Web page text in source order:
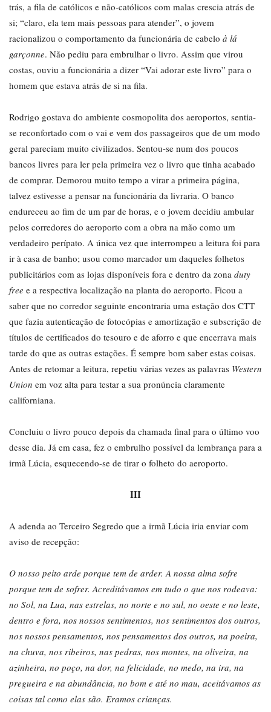
trás, a fila de católicos e não-católicos com malas crescia atrás de
si; “claro, ela tem mais pessoas para atender”, o jovem
racionalizou o comportamento da funcionária de cabelo à lá
garçonne. Não pediu para embrulhar o livro. Assim que virou
costas, ouviu a funcionária a dizer “Vai adorar este livro” para o
homem que estava atrás de si na fila.
Rodrigo gostava do ambiente cosmopolita dos aeroportos, sentia-
se reconfortado com o vai e vem dos passageiros que de um modo
geral pareciam muito civilizados. Sentou-se num dos poucos
bancos livres para ler pela primeira vez o livro que tinha acabado
de comprar. Demorou muito tempo a virar a primeira página,
talvez estivesse a pensar na funcionária da livraria. O banco
endureceu ao fim de um par de horas, e o jovem decidiu ambular
pelos corredores do aeroporto com a obra na mão como um
verdadeiro perípato. A única vez que interrompeu a leitura foi para
ir à casa de banho; usou como marcador um daqueles folhetos
publicitários com as lojas disponíveis fora e dentro da zona duty
free e a respectiva localização na planta do aeroporto. Ficou a
saber que no corredor seguinte encontraria uma estação dos CTT
que fazia autenticação de fotocópias e amortização e subscrição de
títulos de certificados do tesouro e de aforro e que encerrava mais
tarde do que as outras estações. É sempre bom saber estas coisas.
Antes de retomar a leitura, repetiu várias vezes as palavras Western
Union em voz alta para testar a sua pronúncia claramente
californiana.
Concluiu o livro pouco depois da chamada final para o último voo
desse dia. Já em casa, fez o embrulho possível da lembrança para a
irmã Lúcia, esquecendo-se de tirar o folheto do aeroporto.
III
A adenda ao Terceiro Segredo que a irmã Lúcia iria enviar com
aviso de recepção:
O nosso peito arde porque tem de arder. A nossa alma sofre
porque tem de sofrer. Acreditávamos em tudo o que nos rodeava:
no Sol, na Lua, nas estrelas, no norte e no sul, no oeste e no leste,
dentro e fora, nos nossos sentimentos, nos sentimentos dos outros,
nos nossos pensamentos, nos pensamentos dos outros, na poeira,
na chuva, nos ribeiros, nas pedras, nos montes, na oliveira, na
azinheira, no poço, na dor, na felicidade, no medo, na ira, na
pregueira e na abundância, no bom e até no mau, aceitávamos as
coisas tal como elas são. Eramos crianças.